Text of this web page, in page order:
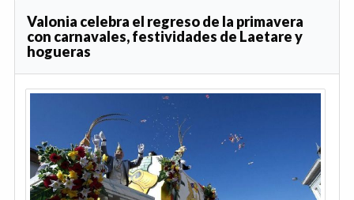
Valonia celebra el regreso de la primavera
con carnavales, festividades de Laetare y
hogueras